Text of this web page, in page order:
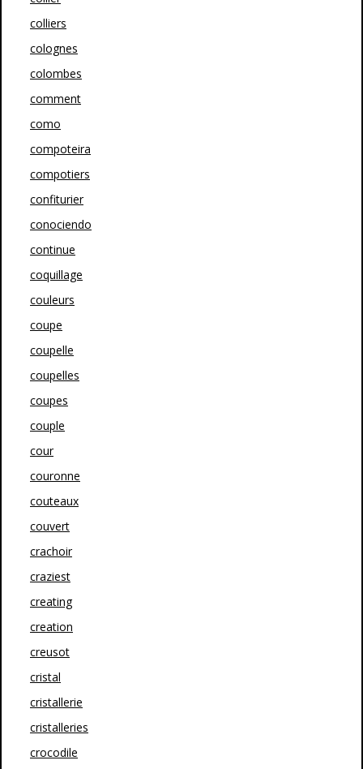
colliers
colognes
colombes
comment
como
compoteira
compotiers
confiturier
conociendo
continue
coquillage
couleurs
coupe
coupelle
coupelles
coupes
couple
cour
couronne
couteaux
couvert
crachoir
craziest
creating
creation
creusot
cristal
cristallerie
cristalleries
crocodile